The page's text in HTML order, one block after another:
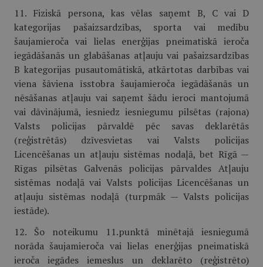
11. Fiziskā persona, kas vēlas saņemt B, C vai D
kategorijas pašaizsardzības, sporta vai medību
šaujamieroča vai lielas enerģijas pneimatiskā ieroča
iegādāšanās un glabāšanas atļauju vai pašaizsardzības
B kategorijas pusautomātiskā, atkārtotas darbības vai
viena šāviena īsstobra šaujamieroča iegādāšanās un
nēsāšanas atļauju vai saņemt šādu ieroci mantojumā
vai dāvinājumā, iesniedz iesniegumu pilsētas (rajona)
Valsts policijas pārvaldē pēc savas deklarētās
(reģistrētās) dzīvesvietas vai Valsts policijas
Licencēšanas un atļauju sistēmas nodaļā, bet Rīgā —
Rīgas pilsētas Galvenās policijas pārvaldes Atļauju
sistēmas nodaļā vai Valsts policijas Licencēšanas un
atļauju sistēmas nodaļā (turpmāk — Valsts policijas
iestāde).
12. Šo noteikumu 11.punktā minētajā iesniegumā
norāda šaujamieroča vai lielas enerģijas pneimatiskā
ieroča iegādes iemeslus un deklarēto (reģistrēto)